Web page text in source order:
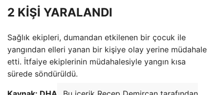
2 KİŞİ YARALANDI
Sağlık ekipleri, dumandan etkilenen bir çocuk ile
yangından elleri yanan bir kişiye olay yerine müdahale
etti. İtfaiye ekiplerinin müdahalesiyle yangın kısa
sürede söndürüldü.